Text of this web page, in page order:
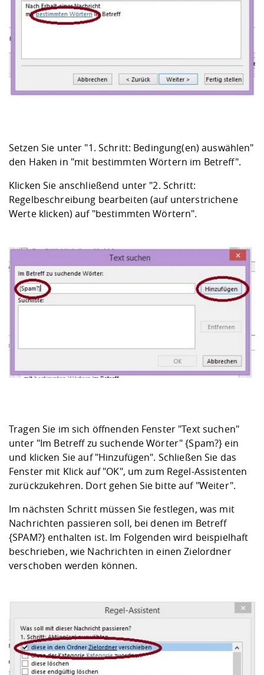
Setzen Sie unter "1. Schritt: Bedingung(en) auswählen"
den Haken in "mit bestimmten Wörtern im Betreff".
Klicken Sie anschließend unter "2. Schritt:
Regelbeschreibung bearbeiten (auf unterstrichene
Werte klicken) auf "bestimmten Wörtern".
Tragen Sie im sich öffnenden Fenster "Text suchen"
unter "Im Betreff zu suchende Wörter" {Spam?} ein
und klicken Sie auf "Hinzufügen". Schließen Sie das
Fenster mit Klick auf "OK", um zum Regel-Assistenten
zurückzukehren. Dort gehen Sie bitte auf "Weiter".
Im nächsten Schritt müssen Sie festlegen, was mit
Nachrichten passieren soll, bei denen im Betreff
{SPAM?} enthalten ist. Im Folgenden wird beispielhaft
beschrieben, wie Nachrichten in einen Zielordner
verschoben werden können.